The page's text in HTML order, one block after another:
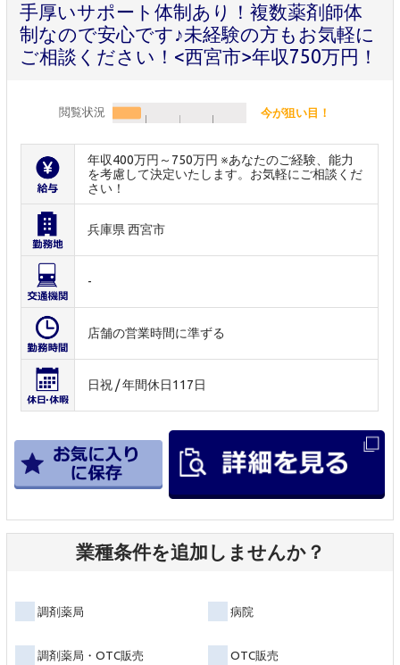
手厚いサポート体制あり！複数薬剤師体
制なので安心です♪未経験の方もお気軽に
ご相談ください！<西宮市>年収750万円！
閲覧状況 今が狙い目！
年収400万円～750万円 ※あなたのご経験、能力
を考慮して決定いたします。お気軽にご相談くだ
さい！
兵庫県 西宮市
-
店舗の営業時間に準ずる
日祝 / 年間休日117日
業種条件を追加しませんか？
調剤薬局 病院
調剤薬局・OTC販売 OTC販売